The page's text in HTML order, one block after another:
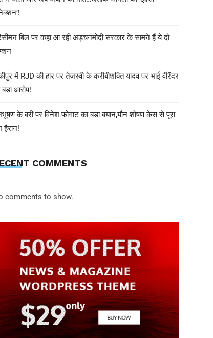
और सऊदी में कब है बकरीद? जानें
बिल पर कहा आ रही अड़चनमोदी सरकार के सामने हैं ये दो
में RJD की हार पर तेजस्वी के करीबीशक्ति यादव पर भाई वीरेंदर
बड़ा आरोप!
के बरी पर विनेश फोगाट का बड़ा बयान,यौन शोषण केस से पूरा
हैरान!
COMMENTS
comments to show.